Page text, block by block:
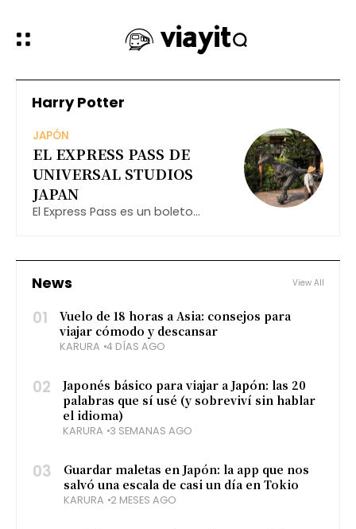
Harry Potter
JAPÓN
EL EXPRESS PASS DE
UNIVERSAL STUDIOS
JAPAN
El Express Pass es un boleto
parque (Studio Pass). Este pase
te permite acortar
significativamente el tiempo de
espera para
News View All
01
Vuelo de 18 horas a Asia: consejos para
viajar cómodo y descansar
KARURA 4 DÍAS AGO
02
Japonés básico para viajar a Japón: las 20
palabras que sí usé (y sobreviví sin hablar
el idioma)
KARURA 3 SEMANAS AGO
03
Guardar maletas en Japón: la app que nos
salvó una escala de casi un día en Tokio
KARURA 2 MESES AGO